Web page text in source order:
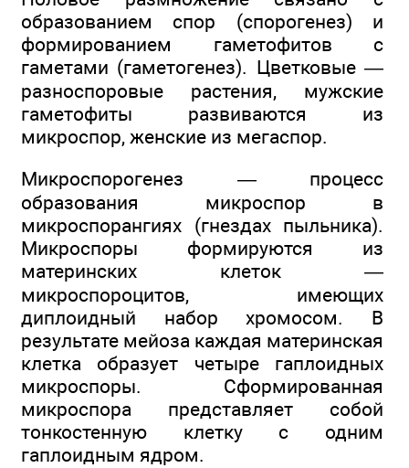
образованием спор (спорогенез) и
формированием гаметофитов с
гаметами (гаметогенез). Цветковые —
разноспоровые растения, мужские
гаметофиты развиваются из
микроспор, женские из мегаспор.
Микроспорогенез — процесс
образования микроспор в
микроспорангиях (гнездах пыльника).
Микроспоры формируются из
материнских клеток —
микроспороцитов, имеющих
диплоидный набор хромосом. В
результате мейоза каждая материнская
клетка образует четыре гаплоидных
микроспоры. Сформированная
микроспора представляет собой
тонкостенную клетку с одним
гаплоидным ядром.